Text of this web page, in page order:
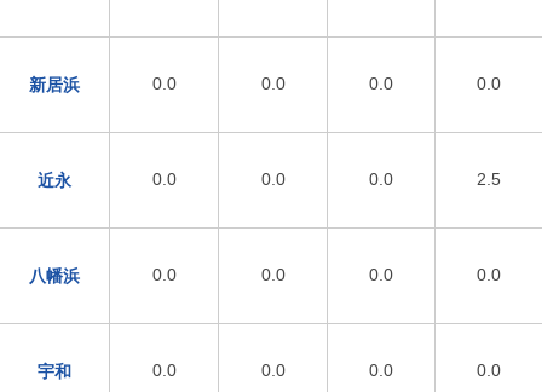
新居浜 0.0 0.0 0.0 0.0
近永 0.0 0.0 0.0 2.5
八幡浜 0.0 0.0 0.0 0.0
宇和 0.0 0.0 0.0 0.0